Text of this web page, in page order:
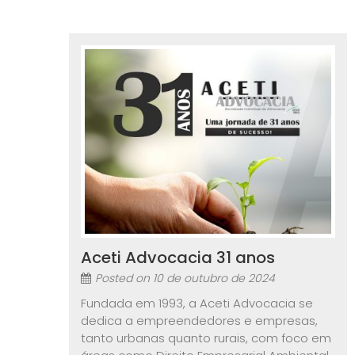
Aceti Advocacia 31 anos
Posted on 10 de outubro de 2024
Fundada em 1993, a Aceti Advocacia se
dedica a empreendedores e empresas,
tanto urbanas quanto rurais, com foco em